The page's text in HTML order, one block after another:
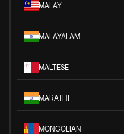
MALAY
MALAYALAM
MALTESE
MARATHI
MONGOLIAN